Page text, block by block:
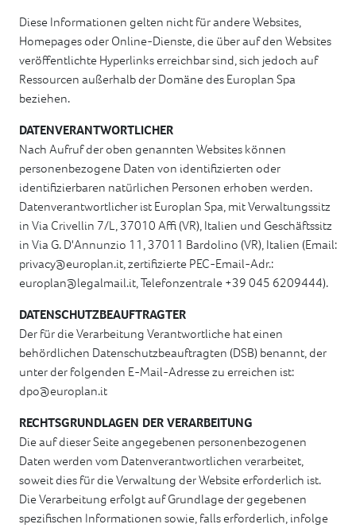
Diese Informationen gelten nicht für andere Websites,
Homepages oder Online-Dienste, die über auf den Websites
veröffentlichte Hyperlinks erreichbar sind, sich jedoch auf
Ressourcen außerhalb der Domäne des Europlan Spa
beziehen.
DATENVERANTWORTLICHER
Nach Aufruf der oben genannten Websites können
personenbezogene Daten von identifizierten oder
identifizierbaren natürlichen Personen erhoben werden.
Datenverantwortlicher ist Europlan Spa, mit Verwaltungssitz
in Via Crivellin 7/L, 37010 Affi (VR), Italien und Geschäftssitz
in Via G. D'Annunzio 11, 37011 Bardolino (VR), Italien (Email:
privacy@europlan.it, zertifizierte PEC-Email-Adr.:
europlan@legalmail.it, Telefonzentrale +39 045 6209444).
DATENSCHUTZBEAUFTRAGTER
Der für die Verarbeitung Verantwortliche hat einen
behördlichen Datenschutzbeauftragten (DSB) benannt, der
unter der folgenden E-Mail-Adresse zu erreichen ist:
dpo@europlan.it
RECHTSGRUNDLAGEN DER VERARBEITUNG
Die auf dieser Seite angegebenen personenbezogenen
Daten werden vom Datenverantwortlichen verarbeitet,
soweit dies für die Verwaltung der Website erforderlich ist.
Die Verarbeitung erfolgt auf Grundlage der gegebenen
spezifischen Informationen sowie, falls erforderlich, infolge